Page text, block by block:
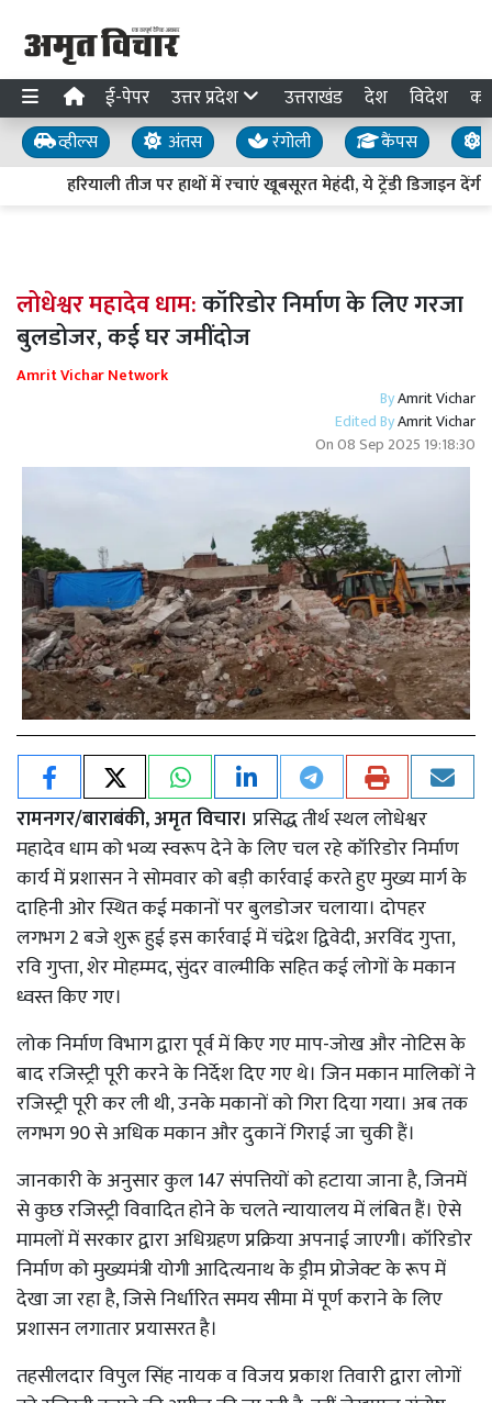
ई-पेपर उत्तर प्रदेश उत्तराखंड देश विदेश
व्हील्स अंतस रंगोली कैंपस
हरियाली तीज पर हाथों में रचाएं खूबसूरत मेहंदी, ये ट्रेंडी डिजाइन
लोधेश्वर महादेव धाम:कॉरिडोर निर्माण के लिए गरजा
बुलडोजर, कई घर जमींदोज
Amrit Vichar Network
ByAmrit Vichar
Edited ByAmrit Vichar
On08 Sep 2025 19:18:30
रामनगर/बाराबंकी, अमृत विचार। प्रसिद्ध तीर्थ स्थल लोधेश्वर
महादेव धाम को भव्य स्वरूप देने के लिए चल रहे कॉरिडोर निर्माण
कार्य में प्रशासन ने सोमवार को बड़ी कार्रवाई करते हुए मुख्य मार्ग के
दाहिनी ओर स्थित कई मकानों पर बुलडोजर चलाया। दोपहर
लगभग 2 बजे शुरू हुई इस कार्रवाई में चंद्रेश द्विवेदी, अरविंद गुप्ता,
रवि गुप्ता, शेर मोहम्मद, सुंदर वाल्मीकि सहित कई लोगों के मकान
ध्वस्त किए गए।
लोक निर्माण विभाग द्वारा पूर्व में किए गए माप-जोख और नोटिस के
बाद रजिस्ट्री पूरी करने के निर्देश दिए गए थे। जिन मकान मालिकों ने
रजिस्ट्री पूरी कर ली थी, उनके मकानों को गिरा दिया गया। अब तक
लगभग 90 से अधिक मकान और दुकानें गिराई जा चुकी हैं।
जानकारी के अनुसार कुल 147 संपत्तियों को हटाया जाना है, जिनमें
से कुछ रजिस्ट्री विवादित होने के चलते न्यायालय में लंबित हैं। ऐसे
मामलों में सरकार द्वारा अधिग्रहण प्रक्रिया अपनाई जाएगी। कॉरिडोर
निर्माण को मुख्यमंत्री योगी आदित्यनाथ के ड्रीम प्रोजेक्ट के रूप में
देखा जा रहा है, जिसे निर्धारित समय सीमा में पूर्ण कराने के लिए
प्रशासन लगातार प्रयासरत है।
तहसीलदार विपुल सिंह नायक व विजय प्रकाश तिवारी द्वारा लोगों